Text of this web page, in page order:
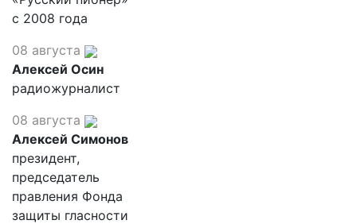
с 2008 года
08 августа
Алексей Осин
радиожурналист
08 августа
Алексей Симонов
президент,
председатель
правления Фонда
защиты гласности